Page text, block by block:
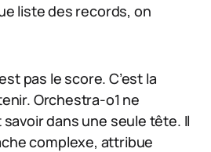
liste des records, on
pas le score. C’est la
Orchestra-o1 ne
dans une seule tête. Il
complexe, attribue